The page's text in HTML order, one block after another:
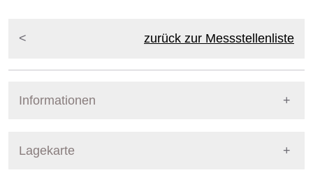
zurück zur Messstellenliste
Informationen
Lagekarte